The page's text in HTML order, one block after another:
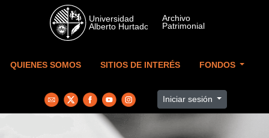
Skip to main content
QUIENES SOMOS SITIOS DE INTERÉS FONDOS
Iniciar sesión